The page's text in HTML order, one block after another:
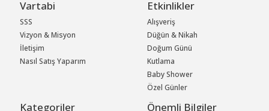
Vartabi
SSS
Vizyon & Misyon
İletişim
Nasıl Satış Yaparım
Etkinlikler
Alışveriş
Düğün & Nikah
Doğum Günü
Kutlama
Baby Shower
Özel Günler
Kategoriler Önemli Bilgiler